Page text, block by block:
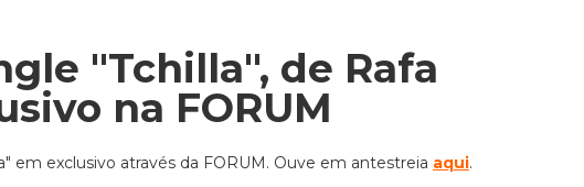
"Tchilla", de Rafa
na FORUM
em exclusivo através da FORUM. Ouve em antestreia aqui.